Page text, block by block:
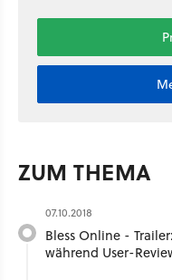
ZUM THEMA
07.10.2018
Bless Online -
während User-